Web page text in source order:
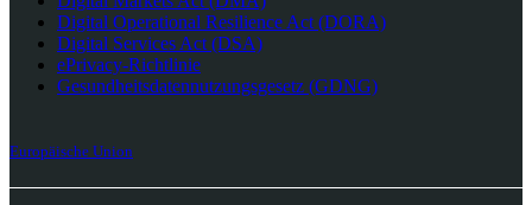
Digital Operational Resilience Act (DORA)
Digital Services Act (DSA)
ePrivacy-Richtlinie
Gesundheitsdatennutzungsgesetz (GDNG)
Europäische Union